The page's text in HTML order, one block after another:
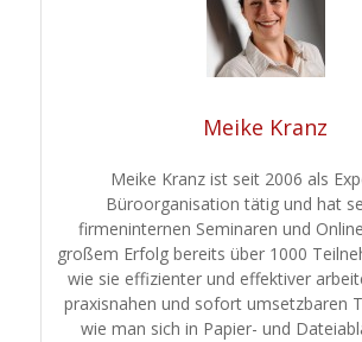
Meike Kranz
Meike Kranz ist seit 2006 als
Büroorganisation tätig und hat
firmeninternen Seminaren und
großem Erfolg bereits über 1000
wie sie effizienter und effektiver
praxisnahen und sofort umsetzbaren
wie man sich in Papier- und